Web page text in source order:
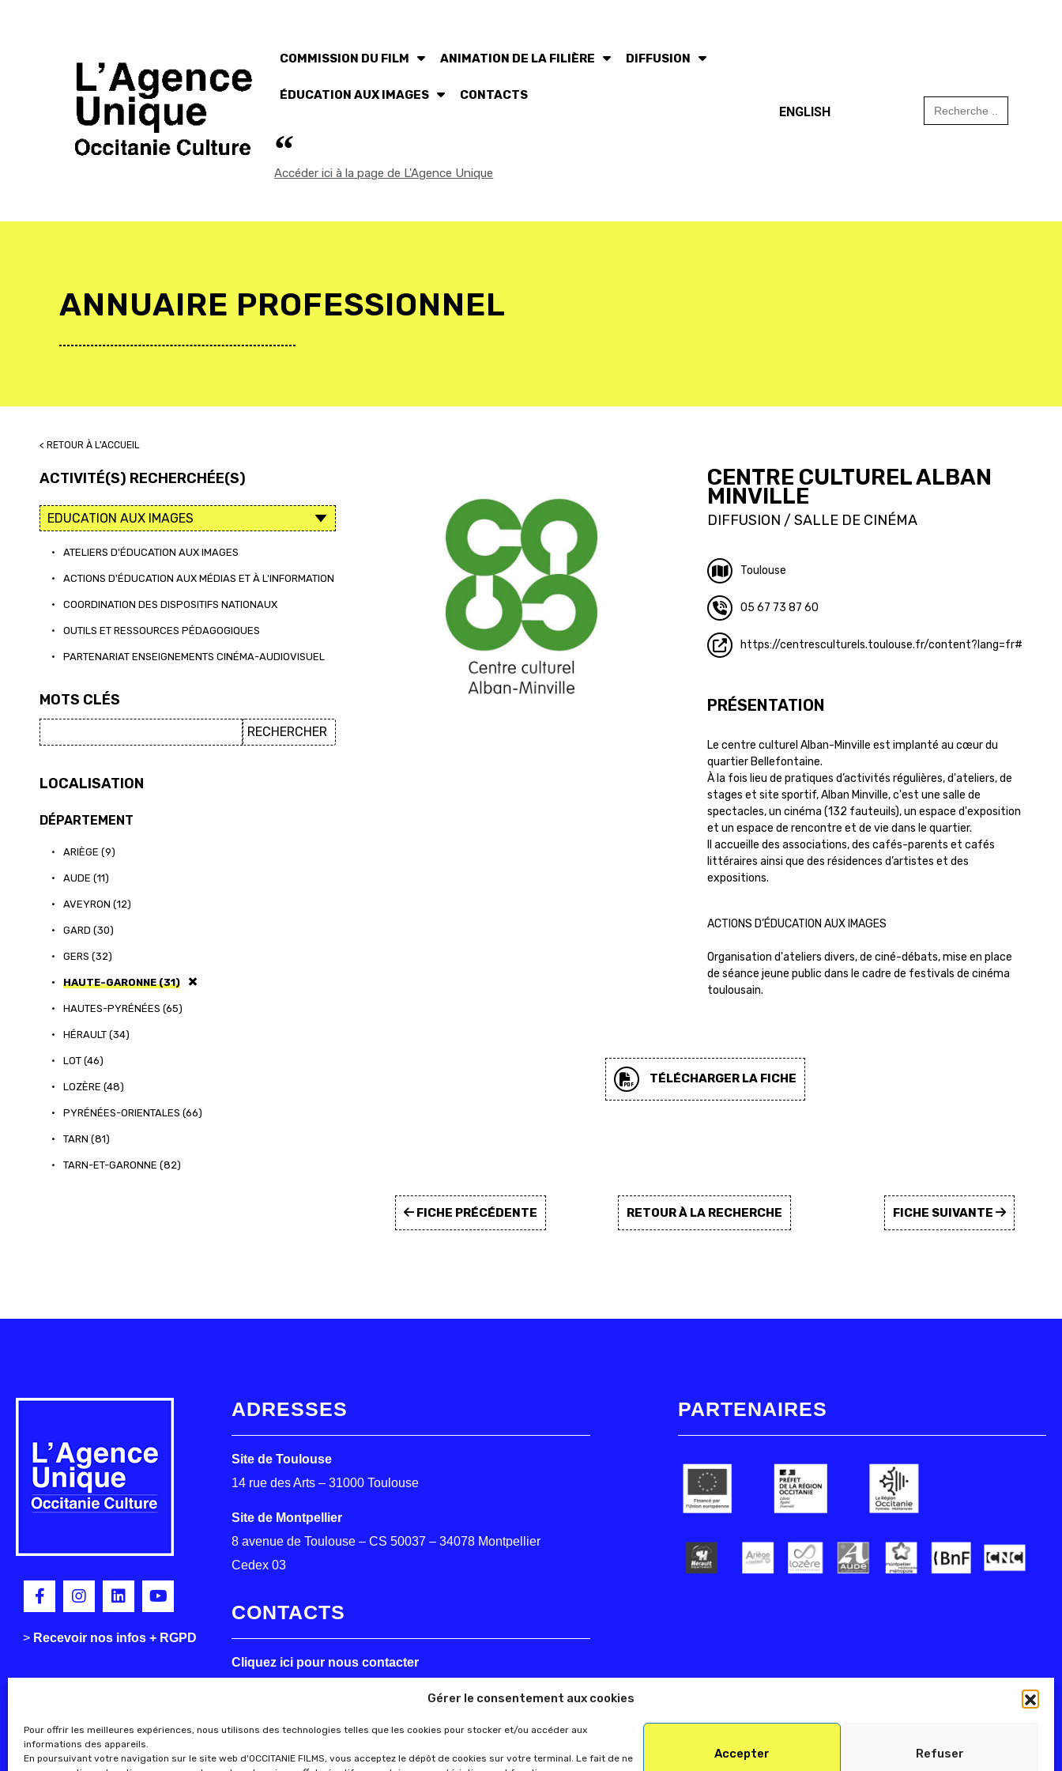
Gérer le consentement aux cookies
Pour offrir les meilleures expériences, nous utilisons des technologies telles que les cookies pour stocker et/ou accéder aux
informations des appareils.
En poursuivant votre navigation sur le site web d'OCCITANIE FILMS, vous acceptez le dépôt de cookies sur votre terminal. Le fait de ne
Accepter Refuser
COMMISSION DU FILM ANIMATION DE LA FILIÈRE DIFFUSION
ÉDUCATION AUX IMAGES CONTACTS
Accéder ici à la page de L'Agence Unique
ENGLISH
Search
for:
ANNUAIRE PROFESSIONNEL
< RETOUR À L'ACCUEIL
ACTIVITÉ(S) RECHERCHÉE(S)
• ATELIERS D'ÉDUCATION AUX IMAGES
• ACTIONS D'ÉDUCATION AUX MÉDIAS ET À L'INFORMATION
• COORDINATION DES DISPOSITIFS NATIONAUX
• OUTILS ET RESSOURCES PÉDAGOGIQUES
• PARTENARIAT ENSEIGNEMENTS CINÉMA-AUDIOVISUEL
MOTS CLÉS
LOCALISATION
DÉPARTEMENT
• ARIÈGE (9)
• AUDE (11)
• AVEYRON (12)
• GARD (30)
• GERS (32)
• HAUTE-GARONNE (31)
• HAUTES-PYRÉNÉES (65)
• HÉRAULT (34)
• LOT (46)
• LOZÈRE (48)
• PYRÉNÉES-ORIENTALES (66)
• TARN (81)
• TARN-ET-GARONNE (82)
CENTRE CULTUREL ALBAN
MINVILLE
DIFFUSION / SALLE DE CINÉMA
Toulouse
05 67 73 87 60
https://centresculturels.toulouse.fr/content?lang=fr#
PRÉSENTATION
Le centre culturel Alban-Minville est implanté au cœur du
quartier Bellefontaine.
À la fois lieu de pratiques d’activités régulières, d'ateliers, de
stages et site sportif, Alban Minville, c'est une salle de
spectacles, un cinéma (132 fauteuils), un espace d'exposition
et un espace de rencontre et de vie dans le quartier.
Il accueille des associations, des cafés-parents et cafés
littéraires ainsi que des résidences d’artistes et des
expositions.
ACTIONS D’ÉDUCATION AUX IMAGES
Organisation d'ateliers divers, de ciné-débats, mise en place
de séance jeune public dans le cadre de festivals de cinéma
toulousain.
TÉLÉCHARGER LA FICHE
FICHE PRÉCÉDENTE RETOUR À LA RECHERCHE FICHE SUIVANTE
> Recevoir nos infos + RGPD
ADRESSES
Site de Toulouse
14 rue des Arts – 31000 Toulouse
Site de Montpellier
8 avenue de Toulouse – CS 50037 – 34078 Montpellier
Cedex 03
CONTACTS
Cliquez ici pour nous contacter
PARTENAIRES